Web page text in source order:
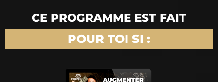
CE PROGRAMME EST FAIT
POUR TOI SI :